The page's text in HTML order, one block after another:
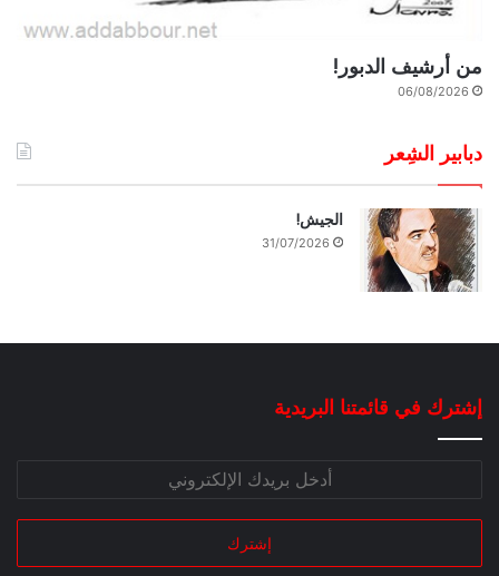
من أرشيف الدبور!
06/08/2026
دبابير الشِعر
الجيش!
31/07/2026
إشترك في قائمتنا البريدية